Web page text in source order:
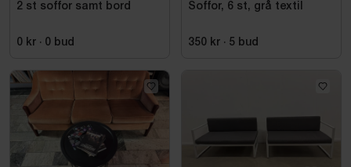
2 st soffor samt bord
0 kr · 0 bud
Soffor, 6 st, grå textil
350 kr · 5 bud